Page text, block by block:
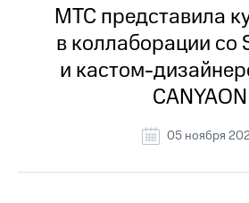
История
компании
Руководство
информация
Пресс-
релизы
МТС
о технологиях
МТС представила
в коллаборации со
и кастом-
CANYAON
05 ноября